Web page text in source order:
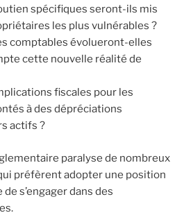
spécifiques seront-ils mis
les plus vulnérables ?
comptables évolueront-elles
cette nouvelle réalité de
fiscales pour les
à des dépréciations
actifs ?
paralyse de nombreux
préfèrent adopter une position
s’engager dans des